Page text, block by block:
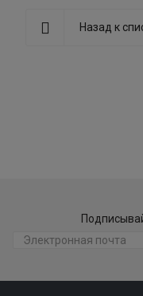
Назад к